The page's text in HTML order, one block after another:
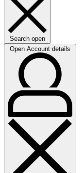
Search open
Open Account details